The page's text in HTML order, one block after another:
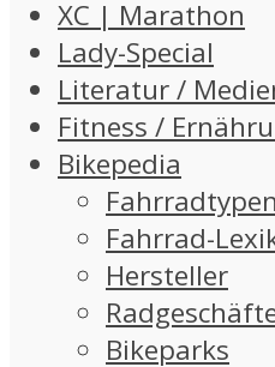
XC | Marathon
Lady-Special
Literatur /
Fitness /
Bikepedia
Fahrradtypen
Fahrrad-
Hersteller
Bikeparks